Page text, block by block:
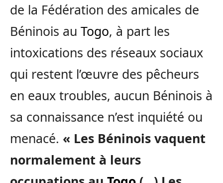
de la Fédération des amicales de
Béninois au Togo, à part les
intoxications des réseaux sociaux
qui restent l’œuvre des pêcheurs
en eaux troubles, aucun Béninois à
sa connaissance n’est inquiété ou
menacé. « Les Béninois vaquent
normalement à leurs